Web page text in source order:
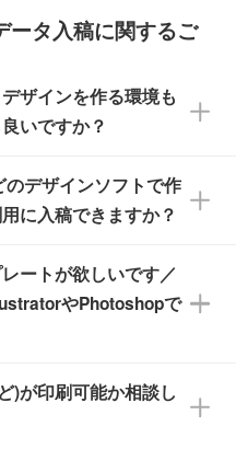
ださい。
いただくと、おおよ
認いただけます。
のご発注をお願いい
です。
かります。
異なります。各商
い
ターパックなど)
つ袋に入っていま
ど)
れていない状態で
えや、オリジナル
ません。
す。なお、海外への
んので予めご了承く
ータ入稿に関するご
ザインを作る環境も
いですか？
ーター」を使えば、
インを作成できま
心です。
無料でデザインデー
デザインソフトで作
に入稿できますか？
STUDIOなどのデ
デザインを作成した
プロードしてご入稿
ートが欲しいです／
やPhotoshopで
ートのご用意があり
方法・テンプレー
)が印刷可能か相談し